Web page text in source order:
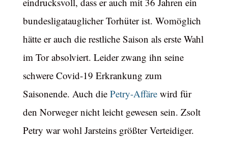
bundesligatauglicher Torhüter ist. Womöglich
hätte er auch die restliche Saison als erste Wahl
im Tor absolviert. Leider zwang ihn seine
schwere Covid-19 Erkrankung zum
Saisonende. Auch diePetry-Affärewird für
den Norweger nicht leicht gewesen sein. Zsolt
Petry war wohl Jarsteins größter Verteidiger.